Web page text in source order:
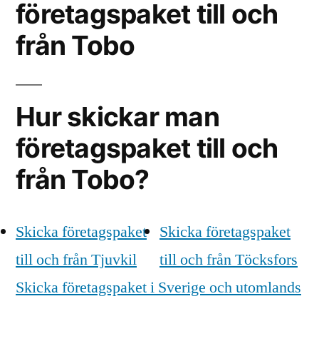
företagspaket till och
från Tobo
Hur skickar man
företagspaket till och
från Tobo?
Skicka företagspaket
till och från Tjuvkil
Skicka företagspaket
till och från Töcksfors
Skicka företagspaket i Sverige och utomlands